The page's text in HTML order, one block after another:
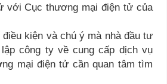
với Cục thương mại điện tử của
kiện và chú ý mà nhà đầu tư
công ty về cung cấp dịch vụ
mại điện tử cần quan tâm tìm